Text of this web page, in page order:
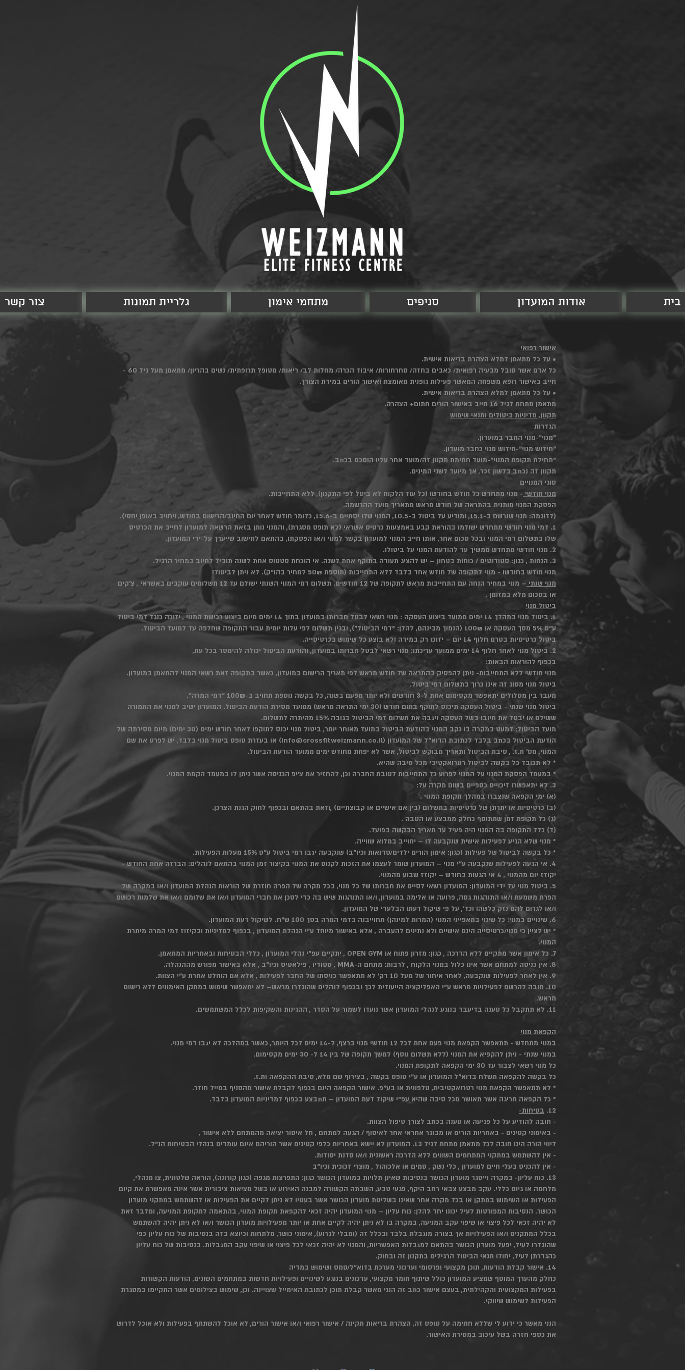
צור קשר גלריית תמונות מתחמי אימון סניפים אודות המועדון בית
אישור רפואי
• על כל מתאמן למלא הצהרת בריאות אישית.
כל אדם אשר סובל מבעיה רפואית/ כאבים בחזה/ סחרחורות/ איבוד הכרה/ מחלות לב/ ריאות/ מטופל תרופתית/ נשים בהריון/ מתאמן מעל גיל 60 -
חייב באישור רופא משפחה המאשר פעילות גופנית מאומצת ואישור הורים במידת הצורך.
• על כל מתאמן למלא הצהרת בריאות אישית.
מתאמן מתחת לגיל 16 חייב באישור הורים חתום+ הצהרה.
תקנון, מדיניות ביטולים ותנאי שימוש
הגדרות
"מנוי"-מנוי החבר במועדון.
"חידוש מנוי"-חידוש מנוי כחבר מועדון.
"תחילת תקופת המנוי"-מועד חתימת תקנון זה/מועד אחר עליו הוסכם בכתב.
תקנון זה נכתב בלשון זכר, אך מיועד לשני המינים.
סוגי המנויים
מנוי חודשי - מנוי מתחדש כל חודש בחודשו (כל עוד הלקוח לא ביטל לפי התקנון), ללא התחייבות.
הפסקת המנוי מותנית בהתראה של חודש מראש מתאריך מועד ההרשמה.
(לדוגמה: מנוי שנרשם ב-15.1, ומודיע על ביטול ב-10.5, המנוי שלו יסתיים ב-15.6, כלומר חודש לאחר יום החיוב/הרישום בחודש, ויחויב באופן יחסי).
1. דמי מנוי חודשי מתחדש ישולמו בהוראת קבע באמצעות כרטיס אשראי (לא תופס מסגרת), והמנוי נותן בזאת הרשאה למועדון לחייב את הכרטיס
שלו בתשלום דמי המנוי ובכל סכום אחר, אותו חייב המנוי למועדון בקשר למנוי ו/או הפסקתו, בהתאם לחישוב שייערך על-ידי המועדון.
2. מנוי חודשי מתחדש ממשיך עד להודעת המנוי על ביטולו.
3. הנחות , כגון: סטודנטים / כוחות בטחון – יש להציג תעודה בתוקף אחת לשנה. אי הוכחת סטטוס אחת לשנה תוביל לחיוב במחיר הרגיל.
מנוי חודש בחודשו - מנוי לתקופה של חודש אחד בלבד ללא התחייבות (תוספת 50₪ למחיר בהו"ק). לא ניתן לביטול!
מנוי שנתי
– מנוי במחיר הנחה עם התחייבות מראש לתקופה של 12 חודשים. תשלום דמי המנוי השנתי ישולם עד 12 תשלומים עוקבים באשראי , צ'קים
או בסכום מלא במזומן .
ביטול מנוי
1. ביטול מנוי במהלך 14 ימים ממועד ביצוע העסקה : מנוי רשאי לבטל חברותו במועדון בתוך 14 ימים מיום ביצוע רכישת המנוי , יזוכה כנגד דמי ביטול
ע"ס 5% מסך העסקה או 100₪ (הנמוך מבינהם, להלן: "דמי הביטול"), ובגין תשלום לפי עלות יומית עבור התקופה שחלפה עד למועד הביטול.
ביטול כרטיסיות בטרם חלוף 14 יום – יזוכו רק במידה ולא בוצע כל שימוש בכרטיסייה.
2. ביטול מנוי לאחר חלוף 14 ימים ממועד עריכתו: מנוי רשאי לבטל חברותו במועדון, והודעת הביטול יכולה להימסר בכל עת,
בכפוף להוראות הבאות:
מנוי חודשי ללא התחייבות- ניתן להפסיק בהתראה של חודש מראש לפי תאריך הרישום במועדון, כאשר בתקופה זאת רשאי המנוי להתאמן במועדון.
ביטול מנוי מסוג זה אינו כרוך בתשלום דמי ביטול.
מעבר בין מסלולים יתאפשר מקסימום אחת ל-3 חודשים ולא יותר מפעם בשנה, כל בקשה נוספת תחויב ב-100₪ "דמי המרה".
ביטול מנוי שנתי - ביטול העסקה תיכנס לתוקף בתום חודש (30 ימי התראה מראש) ממועד מסירת הודעת הביטול. המועדון ישיב למנוי את התמורה
ששילם או יבטל את חיובו בשל העסקה ויגבה את תשלום דמי הביטול בגובה 15% מהיתרה לתשלום.
מועד הביטול: למעט במקרה בו נקב המנוי בהודעת הביטול במועד מאוחר יותר, ביטול מנוי יכנס לתוקפו לאחר חודש ימים (30 ימים) מיום מסירתה של
הודעת הביטול בכתב בלבד לכתובת הדוא"ל של המועדון (info@crossfitweizmann.co.il) או בעזרת טופס ביטול מנוי בלבד, יש לפרט את שם
המנוי, מס' ת.ז. , סיבת הביטול ותאריך מבוקש לביטול, אשר לא יפחת מחודש ימים ממועד הודעת הביטול.
* לא תכובד כל בקשה לביטול רטרואקטיבי מכל סיבה שהיא.
* במעמד הפסקת המנוי על המנוי לפרוע כל התחייבות לטובת החברה וכן, להחזיר את צ'יפ הכניסה אשר ניתן לו במעמד הקמת המנוי.
3. לא יתאפשרו זיכויים כספיים בשום מקרה על:
(א) ימי הקפאה שנצברו במהלך תקופת המנוי .
(ב) כרטיסיות או יתרתן של כרטיסיות בתשלום (בין אם אישיים או קבוצתיים) ,וזאת בהתאם ובכפוף לחוק הגנת הצרכן.
(ג) כל תקופת זמן שתתוסף כחלק ממבצע או הטבה .
(ד) כלל התקופה בה המנוי היה פעיל עד תאריך הבקשה בפועל.
* מנוי שלא הגיע לפעילות אישית שנקבעה לו – יחוייב במלוא שווייה.
* כל בקשה לביטול של פעילות (כגון: אימון הורים ילדים/סדנאות וכיו"ב) שנקבעה יגבו דמי ביטול ע"ס 15% מעלות הפעילות.
4. אי הגעה לפעילות שנקבעה ע"י מנוי – המועדון שומר לעצמו את הזכות לקנוס את המנוי בקיצור זמן המנוי בהתאם לנהלים: הברזה אחת החודש -
יקוזז יום מהמנוי , 4 אי הגעות בחודש – יקוזז שבוע מהמנוי.
5. ביטול מנוי על ידי המועדון: המועדון רשאי לסיים את חברותו של כל מנוי, בכל מקרה של הפרה חוזרת של הוראות הנהלת המועדון ו/או במקרה של
הפרת משמעת ו/או התנהגות גסה, פרועה או אלימה במועדון, ו/או התנהגות שיש בה כדי לסכן את חברי המועדון ו/או את שלומם ו/או את שלמות רכושם
ו/או לגרום להם נזק כלשהו וכד', על פי שיקול דעתו הבלעדי של המועדון.
6. שינויים במנוי: כל שינוי במאפייני המנוי (המרות למינהן) תחוייבנה בדמי המרה בסך 100 ש"ח. לשיקול דעת המועדון.
* יש לציין כי מנוי/כרטיסייה הינם אישיים ולא נתינים להעברה , אלא באישור מיוחד ע"י הנהלת המועדון , בכפוף למדיניות ובקיזוז דמי המרה מיתרת
המנוי.
7. כל אימון אשר מתקיים ללא הדרכה , כגון: מזרון פתוח או OPEN GYM , יתקיים עפ"י נהלי המועדון , כללי הבטיחות ובאחריות המתאמן.
8. אין כניסה למתחם אשר אינו כלול במנוי הלקוח , לרבות: מתחם ה-MMA , סטודיו , פילאטיס וכיו"ב , אלא באישור מפורש מההנהלה.
9. אין לאחר לפעילות שנקבעה, לאחר איחור של מעל 10 דק' לא תתאפשר כניסתו של החבר לפעילות , אלא אם הוחלט אחרת ע"י הצוות.
10. חובה להרשם לפעילויות מראש ע"י האפליקציה הייעודית לכך ובכפוף לנהלים שהוגדרו מראש– לא יתאפשר שימוש במתקן האימונים ללא רישום
מראש.
11. לא תתקבל כל טענה בדיעבד בנוגע לנהלי המועדון אשר נועדו לשמור על הסדר , ההגינות והשקיפות לכלל המשתמשים.
הקפאת מנוי
במנוי מתחדש - תתאפשר הקפאת מנוי פעם אחת לכל 12 חודשי מנוי ברצף, ל-14 ימים לכל היותר, כאשר במהלכה לא יגבו דמי מנוי.
במנוי שנתי - ניתן להקפיא את המנוי (ללא תשלום נוסף) למשך תקופה של בין 14 ל- 30 ימים מקסימום.
כל מנוי רשאי לצבור עד 30 ימי הקפאה לתקופת המנוי.
כל בקשה להקפאה תשלח בדוא"ל המועדון או ע"י טופס בקשה , בצירוף שם מלא, סיבת ההקפאה ות.ז.
* לא תתאפשר הקפאת מנוי רטרואקטיבית, טלפונית או בע"פ. אישור הקפאה הינם בכפוף לקבלת אישור מהסניף במייל חוזר.
* כל הקפאה חריגה אשר תאושר מכל סיבה שהיא עפ"י שיקול דעת המועדון – תתבצע בכפוף למדיניות המועדון בלבד.
12. בטיחות-
- חובה להודיע על כל פגיעה או טענה בכתב לצורך טיפול הצוות.
- באימוני קטינים - באחריות הורים או מבוגר אחראי אחר לאיסוף / הגעה למתחם , חל איסור יציאה מהמתחם ללא אישור ,
ליווי הורה הינו חובה לכל מתאמן מתחת לגיל 13. המועדון לא יישא באחריות כלפי קטינים אשר הוריהם אינם עומדים בנהלי הבטיחות הנ"ל.
- אין להשתמש במתקני המתחמים השונים ללא הדרכה ראשונית ו/או סדנת יסודות.
- אין להכניס בעלי חיים למועדון , כלי נשק , סמים או אלכוהול , מוצרי זכוכית וכיו"ב
13. כוח עליון- במקרה וייסגר מועדון הכושר בנסיבות שאינן תלויות במועדון הכושר כגון: התפרצות מגפה (כגון קורונה), הוראה שלטונית, צו מנהלי,
מלחמה או גיוס כללי. עקב מבצע צבאי רחב היקף, פגעי טבע, השבתה הקשורה למבנה האירוע או בשל מציאות ציבורית אשר אינה מאפשרת את קיום
הפעילות או השימוש במתקן או בכל מקרה אחר שאינו בשליטת מועדון הכושר אשר בעטיו לא ניתן לקיים את הפעילות או להשתמש במתקני מועדון
הכושר. הנסיבות המפורטות לעיל יכונו יחד להלן: כוח עליון – מנוי המועדון יהיה זכאי להקפאת תקופת המנוי, בהתאמה לתקופת המניעה, ומלבד זאת
לא יהיה זכאי לכל פיצוי או שיפוי עקב המניעה, במקרה בו לא ניתן יהיה לקיים אחת או יותר מפעילויות מועדון הכושר ו/או לא ניתן יהיה להשתמש
בכלל המתקנים ו/או הפעילויות אך בצורה מוגבלת בלבד ובכלל זה (ומבלי לגרוע), אימוני כושר, מלתחות וכיוצא בזה בנסיבות של כוח עליון כפי
שהוגדרו לעיל, יפעל מועדון הכושר בהתאם למגבלות האפשריות, והמנוי לא יהיה זכאי לכל פיצוי או שיפוי עקב המגבלות. בנסיבות של כוח עליון
כהגדרתן לעיל, יחולו תנאי הביטול הרגילים בתקנון זה ובחוק.
14. אישור קבלת הודעות, תוכן מקצועי ופרסומי ועדכוני מערכת בדוא"ל/סמס ושימוש במדיה
כחלק מהערך המוסף שמציע המועדון כולל שיתוף חומר מקצועי, עדכונים בנוגע לשינויים ופעילויות חדשות במתחמים השונים, הודעות הקשורות
בפעילות המקצועית והקהילתית, בעצם אישור כתב זה הנני מאשר קבלת תוכן לכתובת האימייל שצויינה. וכן, שימוש בצילומים אשר התקיימו במסגרת
הפעילות לשימוש שיווקי.
הנני מאשר כי ידוע לי שללא חתימה על טופס זה, הצהרת בריאות תקינה / אישור רפואי ו/או אישור הורים, לא אוכל להשתתף בפעילות ולא אוכל לדרוש
את כספי חזרה בשל עיכוב במסירת האישור.